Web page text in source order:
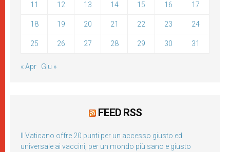
11 12 13 14 15 16 17
18 19 20 21 22 23 24
25 26 27 28 29 30 31
« Apr Giu »
FEED RSS
Il Vaticano offre 20 punti per un accesso giusto ed
universale ai vaccini, per un mondo più sano e giusto